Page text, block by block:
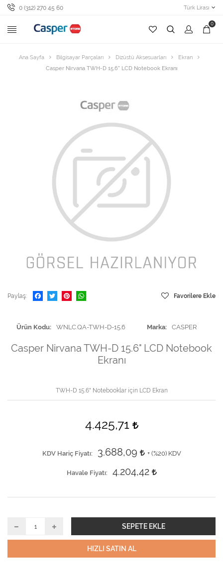
0 (312) 270 45 60 Türk Lirası
0
Ana Sayfa Bilgisayar Parçaları Dizüstü Aksesuarları
Ekran
Casper Nirvana TWH-D 15.6" LCD Notebook Ekranı
Paylaş Favorilere Ekle
Ürün Kodu WNLC.QA-TWH-D-15.6 Marka CASPER
Casper Nirvana TWH-D 15.6" LCD Notebook
Ekranı
TWH-D 15.6" Notebooklar için LCD Ekran
4.425,71
KDV Hariç Fiyatı 3.688,09 + (%20) KDV
Havale Fiyatı 4.204,42
SEPETE EKLE
HIZLI SATIN AL